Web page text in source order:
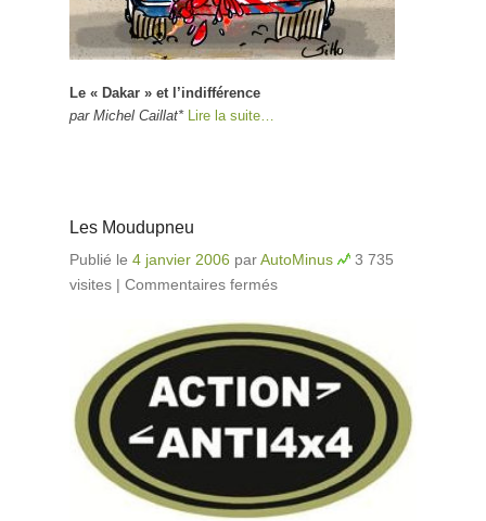
Le « Dakar » et l’indifférence
par Michel Caillat*
Lire la suite…
Les Moudupneu
Publié le 4 janvier 2006 parAutoMinus
3 735
visites | Commentaires fermés